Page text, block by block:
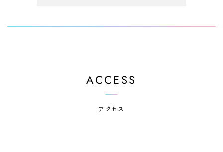
ACCESS
アクセス